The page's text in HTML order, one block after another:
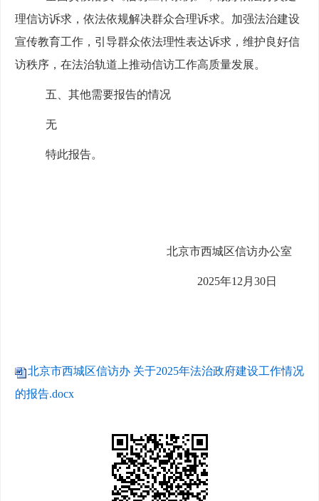
理信访诉求，依法依规解决群众合理诉求。加强法治建设
宣传教育工作 ，引导群众依法理性表达诉求，维护良好信
访秩序 ， 在法治轨道上推动信访工作高质量发展。
五、 其他需要报告的情况
无
特此报告。
北京市西城区信访办公室
2025年12月30日
北京市西城区信访办 关于2025年法治政府建设工作情况
的报告.docx